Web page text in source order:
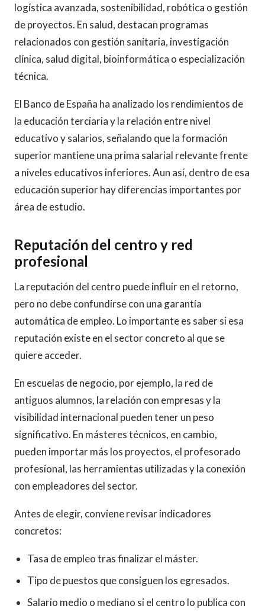
logística avanzada, sostenibilidad, robótica o gestión
de proyectos. En salud, destacan programas
relacionados con gestión sanitaria, investigación
clínica, salud digital, bioinformática o especialización
técnica.
El Banco de España ha analizado los rendimientos de
la educación terciaria y la relación entre nivel
educativo y salarios, señalando que la formación
superior mantiene una prima salarial relevante frente
a niveles educativos inferiores. Aun así, dentro de esa
educación superior hay diferencias importantes por
área de estudio.
Reputación del centro y red
profesional
La reputación del centro puede influir en el retorno,
pero no debe confundirse con una garantía
automática de empleo. Lo importante es saber si esa
reputación existe en el sector concreto al que se
quiere acceder.
En escuelas de negocio, por ejemplo, la red de
antiguos alumnos, la relación con empresas y la
visibilidad internacional pueden tener un peso
significativo. En másteres técnicos, en cambio,
pueden importar más los proyectos, el profesorado
profesional, las herramientas utilizadas y la conexión
con empleadores del sector.
Antes de elegir, conviene revisar indicadores
concretos:
Tasa de empleo tras finalizar el máster.
Tipo de puestos que consiguen los egresados.
Salario medio o mediano si el centro lo publica con